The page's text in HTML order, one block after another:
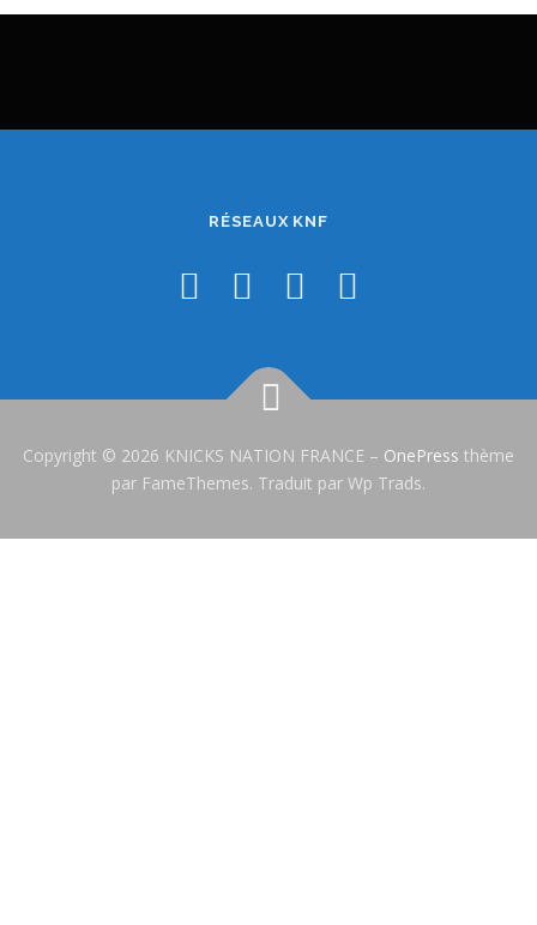
RÉSEAUX KNF
Copyright © 2026 KNICKS NATION FRANCE – OnePress thème
par FameThemes. Traduit par Wp Trads.